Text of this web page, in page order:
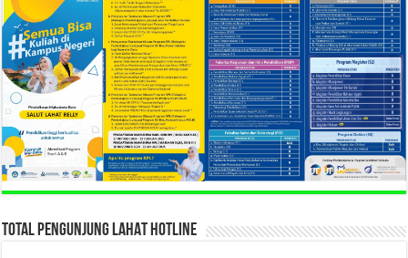
TOTAL PENGUNJUNG LAHAT HOTLINE